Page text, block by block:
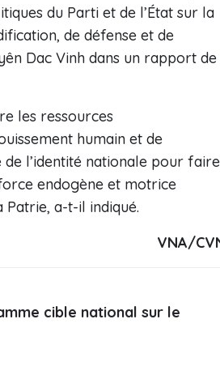
du Parti et de l’État sur la
de défense et de
Dac Vinh dans un rapport de
les ressources
humain et de
l’identité nationale pour faire
endogène et motrice
a-t-il indiqué.
VNA/
cible national sur le